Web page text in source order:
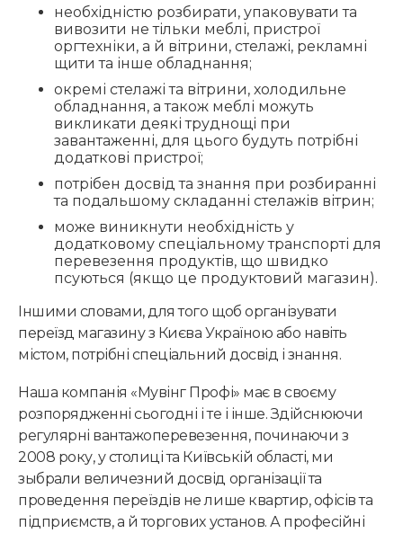
необхідністю розбирати, упаковувати та
вивозити не тільки меблі, пристрої
оргтехніки, а й вітрини, стелажі, рекламні
щити та інше обладнання;
окремі стелажі та вітрини, холодильне
обладнання, а також меблі можуть
викликати деякі труднощі при
завантаженні, для цього будуть потрібні
додаткові пристрої;
потрібен досвід та знання при розбиранні
та подальшому складанні стелажів вітрин;
може виникнути необхідність у
додатковому спеціальному транспорті для
перевезення продуктів, що швидко
псуються (якщо це продуктовий магазин).
Іншими словами, для того щоб організувати
переїзд магазину з Києва Україною або навіть
містом, потрібні спеціальний досвід і знання.
Наша компанія «Мувінг Профі» має в своєму
розпорядженні сьогодні і те і інше. Здійснюючи
регулярні вантажоперевезення, починаючи з
2008 року, у столиці та Київській області, ми
зыбрали величезний досвід організації та
проведення переїздів не лише квартир, офісів та
підприємств, а й торгових установ. А професійні